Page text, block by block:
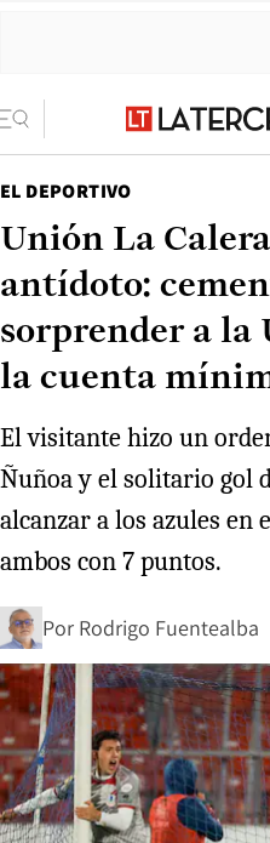
EL DEPORTIVO
Unión La
antídoto:
sorprender a la
la cuenta
El visitante hizo un
Ñuñoa y el solitario gol
alcanzar a los azules en
ambos con 7 puntos.
Por Rodrigo Fuentealba